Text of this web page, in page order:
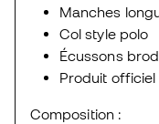
Manches
Col style polo
Écussons
Produit officiel
Composition :